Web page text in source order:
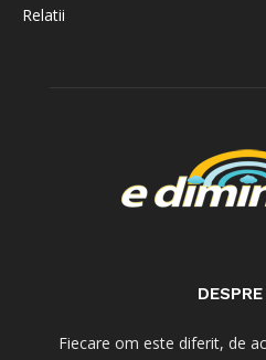
Relatii
Fiecare om este diferit, de